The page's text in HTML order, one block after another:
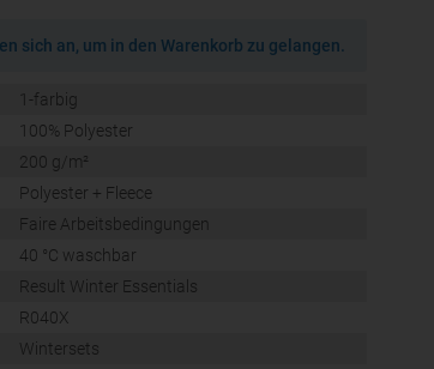
sich an, um in den Warenkorb zu gelangen.
1-farbig
100% Polyester
200 g/m²
Polyester + Fleece
Faire Arbeitsbedingungen
40 °C waschbar
Result Winter Essentials
R040X
Wintersets